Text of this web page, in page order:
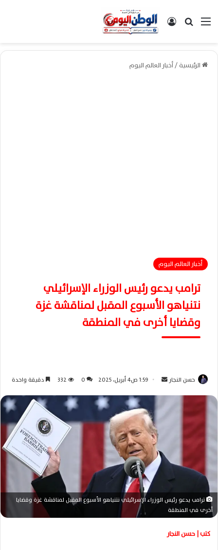
القائمةبحث عن تسجيل الدخول
الرئيسية/أخبار العالم اليوم
أخبار العالم اليوم
ترامب يدعو رئيس الوزراء الإسرائيلي
نتنياهو الأسبوع المقبل لمناقشة غزة
وقضايا أخرى في المنطقة
حسن النجار
ي
د
ل
ت
1:59 ص4 أبريل، 2025 0
332 دقيقة واحدة
ترامب يدعو رئيس الوزراء الإسرائيلي نتنياهو الأسبوع المقبل لمناقشة غزة وقضايا
أخرى في المنطقة
كتب | حسن النجار